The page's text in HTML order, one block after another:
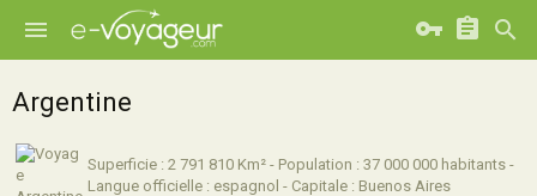
Argentine
Superficie : 2 791 810 Km² - Population : 37 000 000 habitants -
Langue officielle : espagnol - Capitale : Buenos Aires